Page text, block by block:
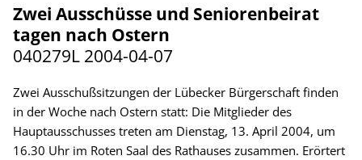
Zwei Ausschüsse und Seniorenbeirat
tagen nach Ostern
040279L 2004-04-07
Zwei Ausschußsitzungen der Lübecker Bürgerschaft finden
in der Woche nach Ostern statt: Die Mitglieder des
Hauptausschusses treten am Dienstag, 13. April 2004, um
16.30 Uhr im Roten Saal des Rathauses zusammen. Erörtert